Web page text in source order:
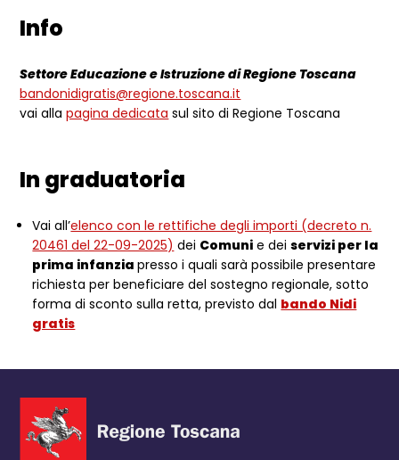
Info
Settore Educazione e Istruzione di Regione Toscana
bandonidigratis@regione.toscana.it
vai allapagina dedicata sul sito di Regione Toscana
In graduatoria
Vai all’elenco con le rettifiche degli importi (decreto n.
20461 del 22-09-2025) dei Comuni e deiservizi per la
prima infanziapresso i quali sarà possibile presentare
richiesta per beneficiare del sostegno regionale, sotto
forma di sconto sulla retta, previsto dal bando Nidi
gratis